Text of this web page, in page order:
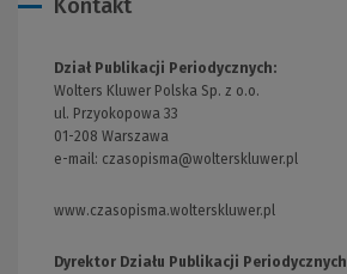
Kontakt
Dział Publikacji Periodycznych:
Wolters Kluwer Polska Sp. z o.o.
ul. Przyokopowa 33
01-208 Warszawa
e-mail: czasopisma@wolterskluwer.pl
www.czasopisma.wolterskluwer.pl
innej
Dyrektor Działu Publikacji Periodycznych